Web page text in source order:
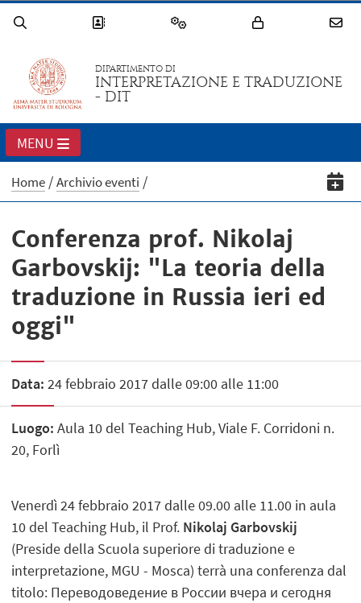
DIPARTIMENTO DI
INTERPRETAZIONE E TRADUZIONE
- DIT
MENU
Home Archivio eventi
Conferenza prof. Nikolaj
Garbovskij: "La teoria della
traduzione in Russia ieri ed
oggi"
Data: 24 febbraio 2017 dalle 09:00 alle 11:00
Luogo: Aula 10 del Teaching Hub, Viale F. Corridoni n.
20, Forlì
Venerdì 24 febbraio 2017 dalle 09.00 alle 11.00 in aula
10 del Teaching Hub, il Prof. Nikolaj Garbovskij
(Preside della Scuola superiore di traduzione e
interpretazione, MGU - Mosca) terrà una conferenza dal
titolo: Переводоведение в России вчера и сегодня